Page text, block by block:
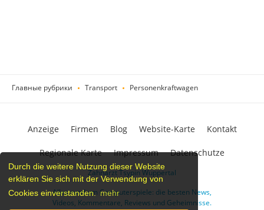
Durch die weitere Nutzung dieser Website
erklären Sie sich mit der Verwendung von
Cookies einverstanden. mehr
Главные рубрики Transport Personenkraftwagen
Zahnarzt Tsypin Wuppertal
Alles rund um Computerspiele: die besten News,
Videos, Kommentare, Reviews und Geheimnisse.
Anzeige Firmen Blog Website-Karte Kontakt
Regionale Karte Impressum Datenschutze